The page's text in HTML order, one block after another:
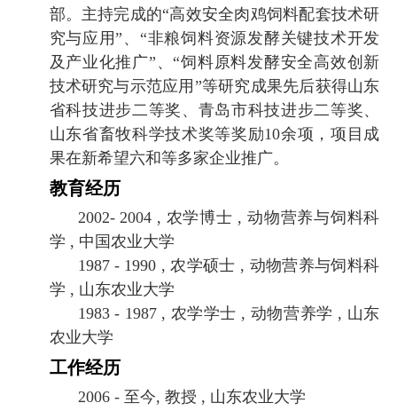
部。主持完成的“高效安全肉鸡饲料配套技术研
究与应用” 、 “非粮饲料资源发酵关键技术开发
及产业化推广” 、 “饲料原料发酵安全高效创新
技术研究与示范应用 ”等研究成果先后获得山东
省科技进步二等奖、 青岛市科技进步二等奖、
山东省畜牧科学技术奖等奖励10余项，项目成
果在新希望六和等多家企业推广。
教育经历
2002- 2004 , 农学博士 ,动物营养与饲料科
学 , 中国农业大学
1987 - 1990 ,农学硕士 , 动物营养与饲料科
学 , 山东农业大学
1983 - 1987 , 农学学士 , 动物营养学 , 山东
农业大学
工作经历
2006 -至今, 教授 , 山东农业大学